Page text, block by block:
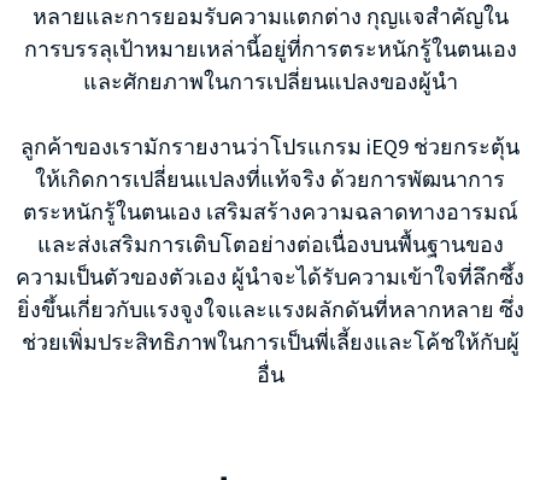
หลายและการยอมรับความแตกต่าง กุญแจสำคัญใน
การบรรลุเป้าหมายเหล่านี้อยู่ที่การตระหนักรู้ในตนเอง
และศักยภาพในการเปลี่ยนแปลงของผู้นำ
ลูกค้าของเรามักรายงานว่าโปรแกรม iEQ9 ช่วยกระตุ้น
ให้เกิดการเปลี่ยนแปลงที่แท้จริง ด้วยการพัฒนาการ
ตระหนักรู้ในตนเอง เสริมสร้างความฉลาดทางอารมณ์
และส่งเสริมการเติบโตอย่างต่อเนื่องบนพื้นฐานของ
ความเป็นตัวของตัวเอง ผู้นำจะได้รับความเข้าใจที่ลึกซึ้ง
ยิ่งขึ้นเกี่ยวกับแรงจูงใจและแรงผลักดันที่หลากหลาย ซึ่ง
ช่วยเพิ่มประสิทธิภาพในการเป็นพี่เลี้ยงและโค้ชให้กับผู้
อื่น